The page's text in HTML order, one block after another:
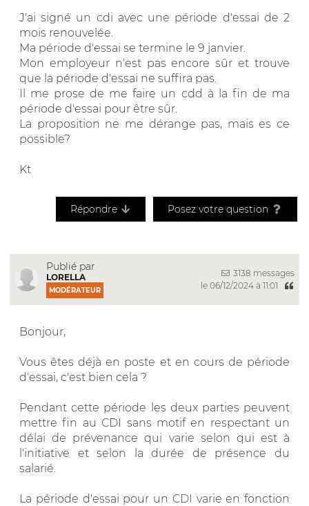
J'ai signé un cdi avec une période d'essai de 2
mois renouvelée.
Ma période d'essai se termine le 9 janvier.
Mon employeur n'est pas encore sûr et trouve
que la période d'essai ne suffira pas.
Il me prose de me faire un cdd à la fin de ma
période d'essai pour être sûr.
La proposition ne me dérange pas, mais es ce
possible?
Kt
Répondre Posez votre question
Publié par
LORELLA
MODÉRATEUR
3138 messages
le 06/12/2024 à 11:01
Bonjour,
Vous êtes déjà en poste et en cours de période
d'essai, c'est bien cela ?
Pendant cette période les deux parties peuvent
mettre fin au CDI sans motif en respectant un
délai de prévenance qui varie selon qui est à
l'initiative et selon la durée de présence du
salarié.
La période d'essai pour un CDI varie en fonction